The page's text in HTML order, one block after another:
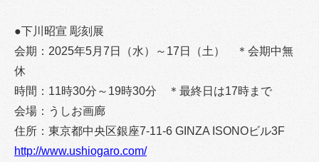
●下川昭宣 彫刻展
会期：2025年5月7日（水）～17日（土） ＊会期中無
休
時間：11時30分～19時30分 ＊最終日は17時まで
会場：うしお画廊
住所：東京都中央区銀座7-11-6 GINZA ISONOビル3F
http://www.ushiogaro.com/